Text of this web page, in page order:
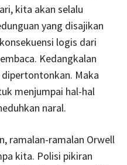
kita akan selalu
yang disajikan
logis dari
Kedangkalan
Maka
menjumpai hal-hal
naral.
ramalan-ramalan Orwell
kita. Polisi pikiran